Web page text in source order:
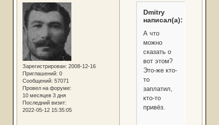
Зарегистрирован: 2008-12-16
Приглашений: 0
Сообщений: 57071
Провел на форуме:
10 месяцев 3 дня
Последний визит:
2022-05-12 15:35:05
Dmitry
написал(а):
А что
можно
сказать о
вот этом?
Это-же кто-
то
заплатил,
кто-то
привёз.